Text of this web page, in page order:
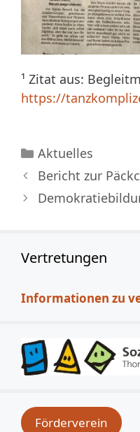
¹ Zitat aus:
https://
Kategorien
Aktuelles
Bericht zur
Vertretungen
Informationen zu
Förderverein